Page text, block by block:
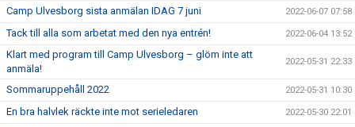
Camp Ulvesborg sista anmälan IDAG 7 juni 2022-06-07 07:58
Tack till alla som arbetat med den nya entrén! 2022-06-04 13:52
Klart med program till Camp Ulvesborg – glöm inte att
anmäla!
2022-05-31 22:33
Sommaruppehåll 2022 2022-05-31 10:30
En bra halvlek räckte inte mot serieledaren 2022-05-30 22:01